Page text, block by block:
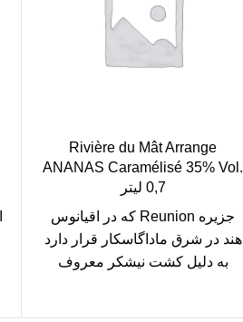
Rivière du Mât Arrange
ANANAS Caramélisé 35% Vol.
0,7 لیتر
جزیره Reunion که در اقیانوس
هند در شرق ماداگاسکار قرار دارد
به دلیل کشت نیشکر معروف